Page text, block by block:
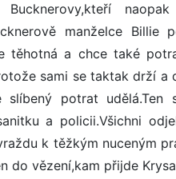
Bucknerovy,kteří
manželce Billie
těhotná a chce také
sami se taktak drží
slíbený potrat
a policii.Všichni
k těžkým nuceným
do vězení,kam přijde